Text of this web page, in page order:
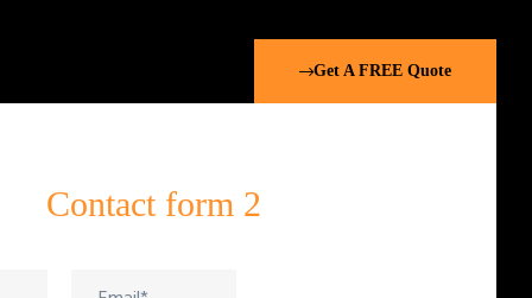
Get A FREE Quote
Contact form 2